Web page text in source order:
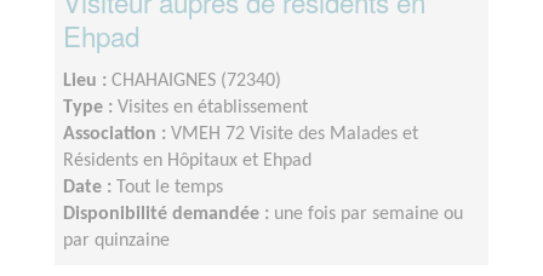
Ehpad
Lieu : CHAHAIGNES (72340)
Type : Visites en établissement
Association : VMEH 72 Visite des Malades et
Résidents en Hôpitaux et Ehpad
Date :
Tout le temps
Disponibilité demandée : une fois par semaine ou
par quinzaine